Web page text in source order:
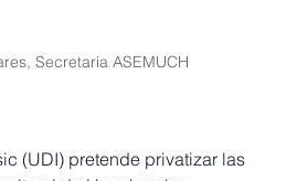
Secretaria ASEMUCH
(UDI) pretende privatizar las